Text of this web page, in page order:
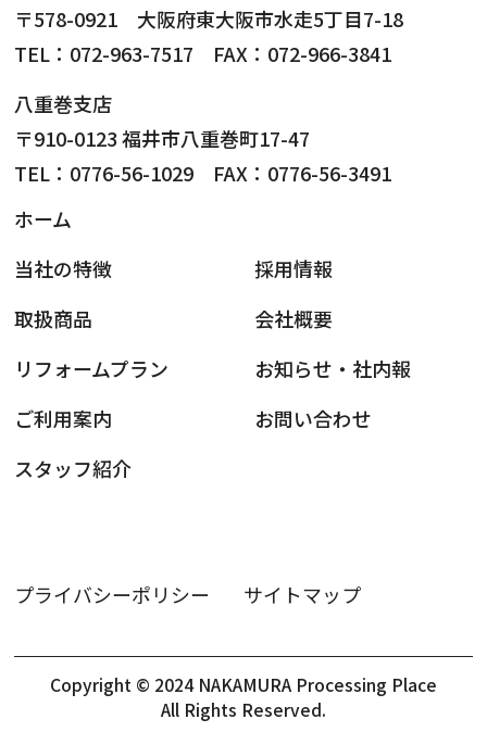
〒578-0921 大阪府東大阪市水走5丁目7-18
TEL：072-963-7517 FAX：072-966-3841
八重巻支店
〒910-0123 福井市八重巻町17-47
TEL：0776-56-1029 FAX：0776-56-3491
ホーム
当社の特徴
取扱商品
リフォームプラン
ご利用案内
スタッフ紹介
採用情報
会社概要
お知らせ・社内報
お問い合わせ
プライバシーポリシー サイトマップ
Copyright © 2024 NAKAMURA Processing Place
All Rights Reserved.